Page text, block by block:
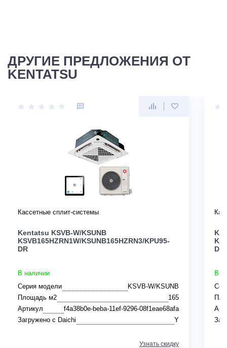
ДРУГИЕ ПРЕДЛОЖЕНИЯ ОТ
KENTATSU
Кассетные сплит-системы
Kentatsu KSVB-W/KSUNB
KSVB165HZRN1W/KSUNB165HZRN3/KPU95-
DR
В наличии
Серия модели
KSVB-W/KSUNB
Площадь м2
165
Артикул
f4a38b0e-beba-11ef-9296-08f1eae68afa
Загружено с Daichi
Y
Узнать скидку
DR
В